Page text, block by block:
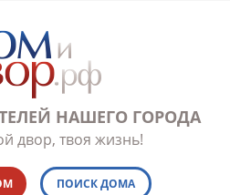
НАШЕГО ГОРОДА
двор, твоя жизнь!
ПОИСК ДОМА